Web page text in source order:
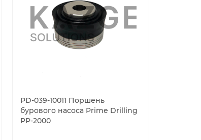
PD-039-10011 Поршень
бурового насоса Prime Drilling
PP-2000